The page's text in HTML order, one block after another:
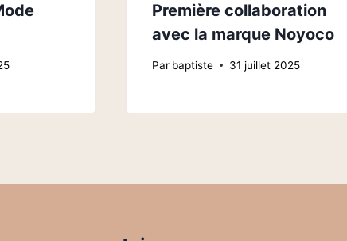
Première collaboration
avec la marque Noyoco
Par baptiste 31 juillet 2025